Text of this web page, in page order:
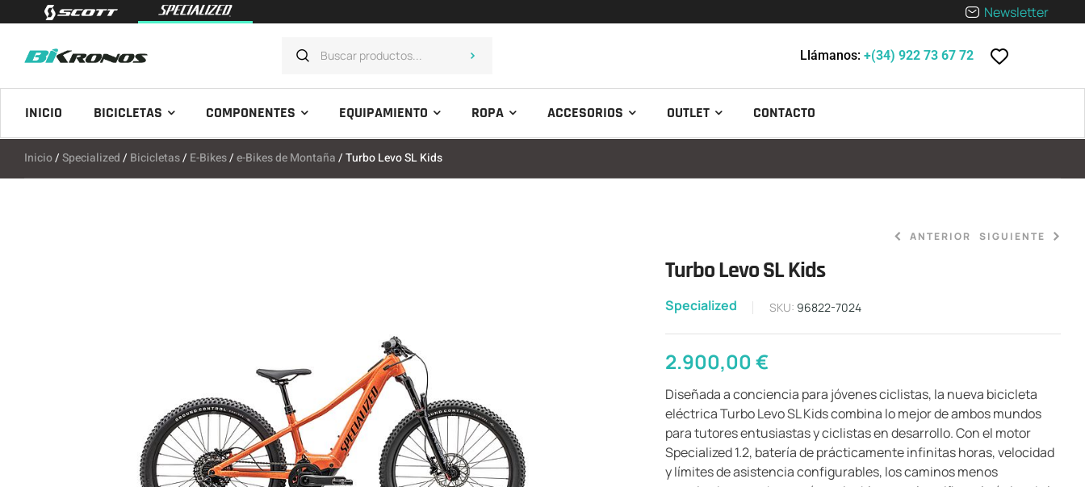
Newsletter
Llámanos: +(34) 922 73 67 72
INICIO BICICLETAS COMPONENTES EQUIPAMIENTO ROPA ACCESORIOS OUTLET CONTACTO
Inicio/Specialized/ Bicicletas/ E-Bikes/e-Bikes de Montaña/ Turbo Levo SL Kids
ANTERIOR SIGUIENTE
Turbo Levo SL Kids
Specialized SKU: 96822-7024
2.900,00€
Diseñada a conciencia para jóvenes ciclistas, la nueva bicicleta
eléctrica Turbo Levo SL Kids combina lo mejor de ambos mundos
para tutores entusiastas y ciclistas en desarrollo. Con el motor
Specialized 1.2, batería de prácticamente infinitas horas, velocidad
y límites de asistencia configurables, los caminos menos